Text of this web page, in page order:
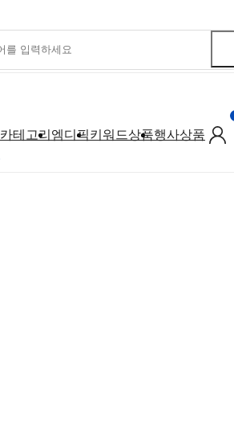
치과몰기공몰
카테고리 엠디픽키워드상품행사상품